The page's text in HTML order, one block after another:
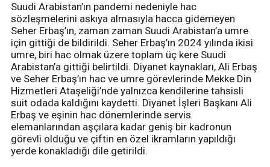
Suudi Arabistan’ın pandemi nedeniyle hac
sözleşmelerini askıya almasıyla hacca gidemeyen
Seher Erbaş’ın, zaman zaman Suudi Arabistan’a umre
için gittiği de bildirildi. Seher Erbaş’ın 2024 yılında ikisi
umre, biri hac olmak üzere toplam üç kere Suudi
Arabistan’a gittiği belirtildi. Diyanet kaynakları, Ali Erbaş
ve Seher Erbaş’ın hac ve umre görevlerinde Mekke Din
Hizmetleri Ataşeliği’nde yalnızca kendilerine tahsisli
suit odada kaldığını kaydetti. Diyanet İşleri Başkanı Ali
Erbaş ve eşinin hac dönemlerinde servis
elemanlarından aşçılara kadar geniş bir kadronun
görevli olduğu ve çiftin en özel ikramların yapıldığı
yerde konakladığı dile getirildi.